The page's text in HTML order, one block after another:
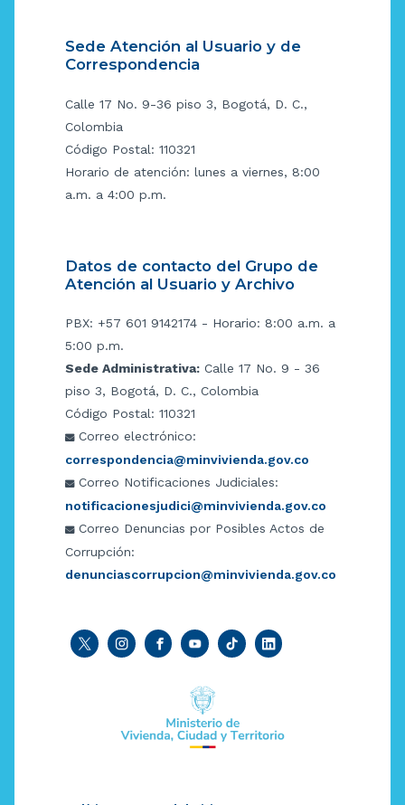
Sede Atención al Usuario y de
Correspondencia
Calle 17 No. 9-36 piso 3, Bogotá, D. C.,
Colombia
Código Postal: 110321
Horario de atención: lunes a viernes, 8:00
a.m. a 4:00 p.m.
Datos de contacto del Grupo de
Atención al Usuario y Archivo
PBX: +57 601 9142174 - Horario: 8:00 a.m. a
5:00 p.m.
Sede Administrativa: Calle 17 No. 9 - 36
piso 3, Bogotá, D. C., Colombia
Código Postal: 110321
Correo electrónico:
correspondencia@minvivienda.gov.co
Correo Notificaciones Judiciales:
notificacionesjudici@minvivienda.gov.co
Correo Denuncias por Posibles Actos de
Corrupción:
denunciascorrupcion@minvivienda.gov.co